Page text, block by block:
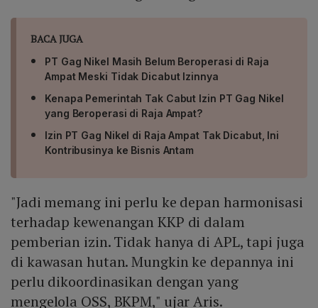
BACA JUGA
PT Gag Nikel Masih Belum Beroperasi di Raja
Ampat Meski Tidak Dicabut Izinnya
Kenapa Pemerintah Tak Cabut Izin PT Gag Nikel
yang Beroperasi di Raja Ampat?
Izin PT Gag Nikel di Raja Ampat Tak Dicabut, Ini
Kontribusinya ke Bisnis Antam
"Jadi memang ini perlu ke depan harmonisasi
terhadap kewenangan KKP di dalam
pemberian izin. Tidak hanya di APL, tapi juga
di kawasan hutan. Mungkin ke depannya ini
perlu dikoordinasikan dengan yang
mengelola OSS, BKPM," ujar Aris.